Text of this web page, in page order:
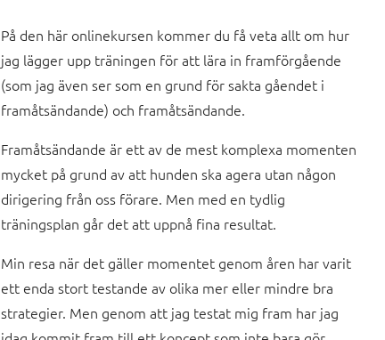
På den här onlinekursen kommer du få veta allt om hur
jag lägger upp träningen för att lära in framförgående
(som jag även ser som en grund för sakta gåendet i
framåtsändande) och framåtsändande.
Framåtsändande är ett av de mest komplexa momenten
mycket på grund av att hunden ska agera utan någon
dirigering från oss förare. Men med en tydlig
träningsplan går det att uppnå fina resultat.
Min resa när det gäller momentet genom åren har varit
ett enda stort testande av olika mer eller mindre bra
strategier. Men genom att jag testat mig fram har jag